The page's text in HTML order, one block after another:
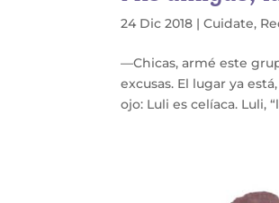
24 Dic 2018 |Cuidate,
—Chicas, armé este
excusas. El lugar ya
ojo: Luli es celíaca. Luli,